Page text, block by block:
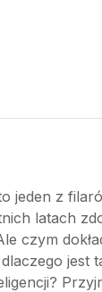
jeden z
latach
czym
jest